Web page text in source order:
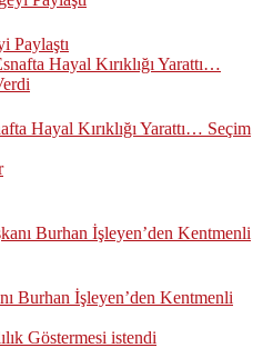
Paylaştı
Hayal Kırıklığı Yarattı… Seçim
Burhan İşleyen’den Kentmenli